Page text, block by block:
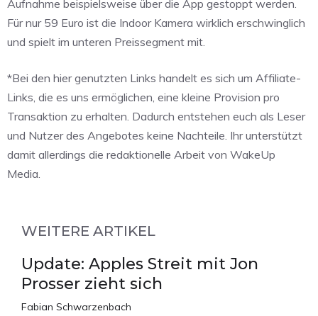
Aufnahme beispielsweise über die App gestoppt werden.
Für nur 59 Euro ist die Indoor Kamera wirklich erschwinglich
und spielt im unteren Preissegment mit.
*Bei den hier genutzten Links handelt es sich um Affiliate-
Links, die es uns ermöglichen, eine kleine Provision pro
Transaktion zu erhalten. Dadurch entstehen euch als Leser
und Nutzer des Angebotes keine Nachteile. Ihr unterstützt
damit allerdings die redaktionelle Arbeit von WakeUp
Media.
WEITERE ARTIKEL
Update: Apples Streit mit Jon
Prosser zieht sich
Fabian Schwarzenbach